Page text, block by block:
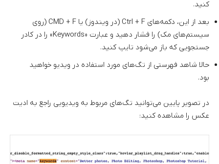
کنید.
بعد از این، دکمه‌های Ctrl + F (در ویندوز) یا CMD + F (روی
سیستم‌های مک) را فشار دهید و عبارت «Keywords» را در کادر
جستجویی که باز می‌شود تایپ کنید.
حالا شاهد فهرستی از تگ‌های مورد استفاده در ویدیو خواهید
بود.
در تصویر پایین می‌توانید تگ‌های مربوط به ویدیویی راجع به ادیت
عکس را مشاهده کنید: